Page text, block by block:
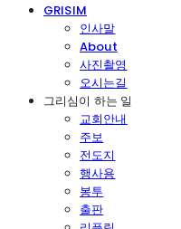
GRISIM
인사말
About
사진촬영
오시는길
그리심이 하는 일
교회안내
주보
전도지
행사용
봉투
출판